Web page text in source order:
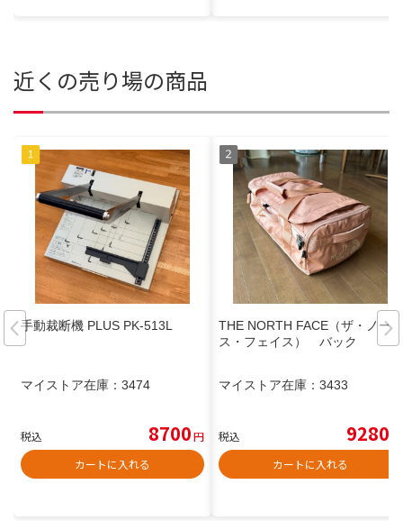
近くの売り場の商品
手動裁断機 PLUS PK-513L
マイストア在庫： 3474
税込 8700円
カートに入れる
THE NORTH FACE（ザ・ノー
ス・フェイス） バック
マイストア在庫： 3433
税込 9280
カートに入れる